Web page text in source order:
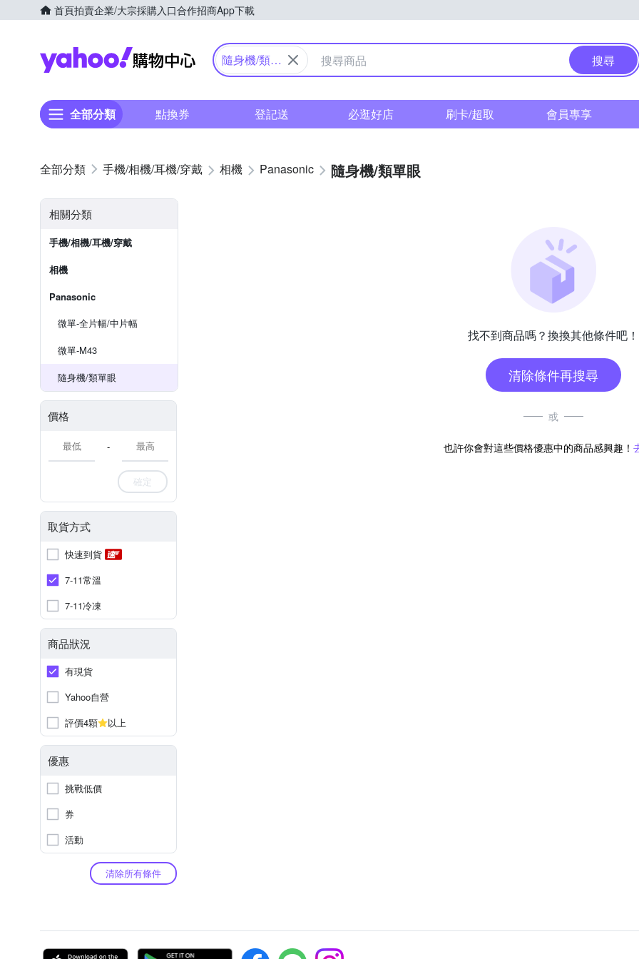
首頁拍賣企業/大宗採購入口合作招商App下載
Yahoo購物中心
隨身機/類單
搜尋
全部分類 點換券 登記送 必逛好店 刷卡/超取 會員專享
手機/相機/耳機/穿戴 相機 Panasonic 隨身機/類單眼
相關分類
手機/相機/耳機/穿戴
相機
Panasonic
微單-全片幅/中片幅
微單-M43
隨身機/類單眼
價格
-
確定
取貨方式
快速到貨
7-11常溫
7-11冷凍
商品狀況
有現貨
Yahoo自營
評價4顆
以上
優惠
挑戰低價
券
活動
清除所有條件
找不到商品嗎？換換其他條件吧！
清除條件再搜尋
或
也許你會對這些價格優惠中的商品感興趣！